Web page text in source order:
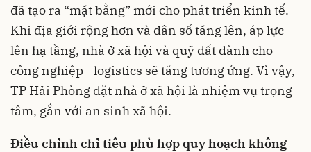
đã tạo ra “mặt bằng” mới cho phát triển kinh tế.
Khi địa giới rộng hơn và dân số tăng lên, áp lực
lên hạ tầng, nhà ở xã hội và quỹ đất dành cho
công nghiệp - logistics sẽ tăng tương ứng. Vì vậy,
TP Hải Phòng đặt nhà ở xã hội là nhiệm vụ trọng
tâm, gắn với an sinh xã hội.
Điều chỉnh chỉ tiêu phù hợp quy hoạch không